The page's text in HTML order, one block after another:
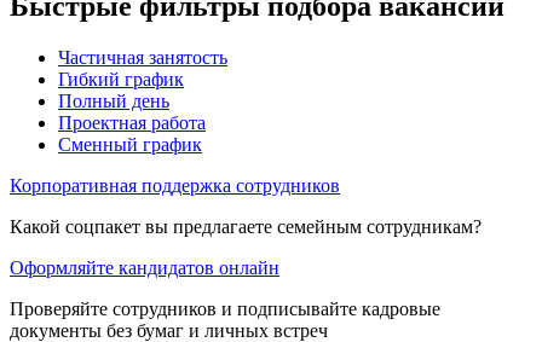
Частичная занятость
Гибкий график
Полный день
Проектная работа
Сменный график
Корпоративная поддержка сотрудников
Какой соцпакет вы предлагаете семейным сотрудникам?
Оформляйте кандидатов онлайн
Проверяйте сотрудников и подписывайте кадровые
документы без бумаг и личных встреч